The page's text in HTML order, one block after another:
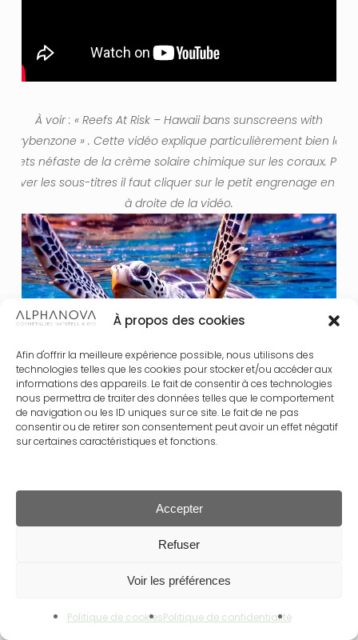
À propos des cookies
Afin d'offrir la meilleure expérience possible, nous utilisons des
technologies telles que les cookies pour stocker et/ou accéder aux
informations des appareils. Le fait de consentir à ces technologies
nous permettra de traiter des données telles que le comportement
de navigation ou les ID uniques sur ce site. Le fait de ne pas
consentir ou de retirer son consentement peut avoir un effet négatif
sur certaines caractéristiques et fonctions.
Accepter
Refuser
Voir les préférences
Politique de cookiesPolitique de confidentialité
À voir : « Reefs At Risk – Hawaii bans sunscreens with
oxybenzone » . Cette vidéo explique particulièrement bien les
effets néfaste de la crème solaire chimique sur les coraux. Pour
activer les sous-titres il faut cliquer sur le petit engrenage en bas
à droite de la vidéo.
nous nous engageons àreverser 1% du
d’Affaires de notre gamme ALPHANOVA SUN®. Cet
des pépinières et réimplanter du
dans cette nouvelle démarche écologique est
moyen pour nous d’aller plus loin et de pouvoir